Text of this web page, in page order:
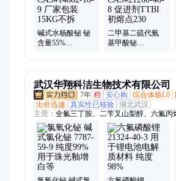
碱式水杨酸铋 铋
含量55%
二甲基二硫代氨
基甲酸铋
武汉华翔科洁生物技术有限公司
7年 档 安心购 综合体验L0
出价迅速
真实性已核验 湖北武汉
主营： 全氟三丁胺、二苄叉山梨醇、六氟丙
铋、六氟环氧丙烷二聚体、异丙醇铝、纳米
醚、隐色结晶紫、邻菲罗啉